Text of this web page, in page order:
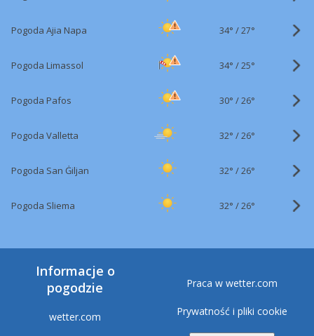
Pogoda Ajia Napa 34° /27°
Pogoda Limassol 34° /25°
Pogoda Pafos 30° /26°
Pogoda Valletta 32° /26°
Pogoda San Ġiljan 32° /26°
Pogoda Sliema 32° /26°
Informacje o
pogodzie
wetter.com
Praca w wetter.com
Prywatność i pliki cookie